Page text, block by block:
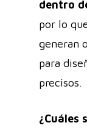
dentro
por lo
generan
para
precisos.
¿Cuáles